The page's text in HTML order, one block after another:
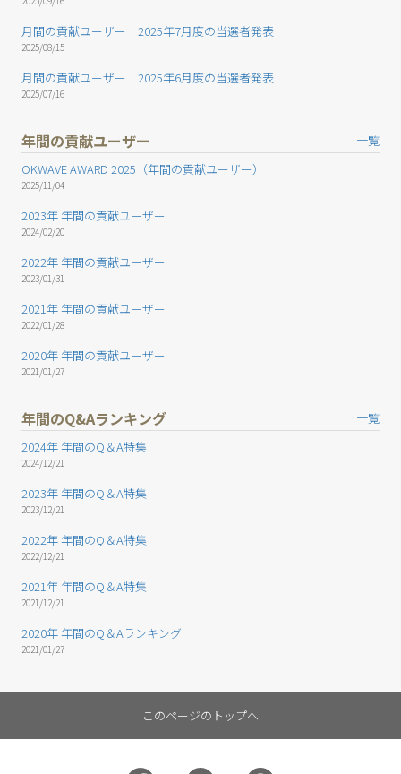
月間の貢献ユーザー 2025年7月度の当選者発表
2025/08/15
月間の貢献ユーザー 2025年6月度の当選者発表
2025/07/16
年間の貢献ユーザー
一覧
OKWAVE AWARD 2025（年間の貢献ユーザー）
2025/11/04
2023年 年間の貢献ユーザー
2024/02/20
2022年 年間の貢献ユーザー
2023/01/31
2021年 年間の貢献ユーザー
2022/01/28
2020年 年間の貢献ユーザー
2021/01/27
年間のQ&Aランキング
一覧
2024年 年間のQ＆A特集
2024/12/21
2023年 年間のQ＆A特集
2023/12/21
2022年 年間のQ＆A特集
2022/12/21
2021年 年間のQ＆A特集
2021/12/21
2020年 年間のQ＆Aランキング
2021/01/27
このページのトップへ